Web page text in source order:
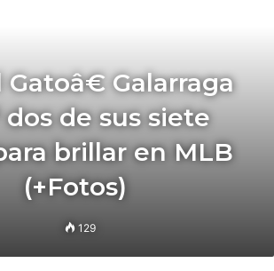
Galarraga
dos de sus siete
brillar en MLB
(+Fotos)
129